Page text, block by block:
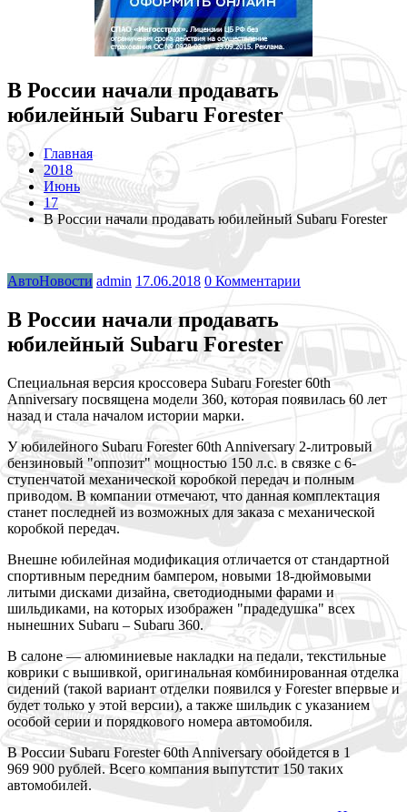
В России начали продавать
юбилейный Subaru Forester
Главная
2018
Июнь
17
В России начали продавать юбилейный Subaru Forester
АвтоНовости admin 17.06.2018 0 Комментарии
В России начали продавать
юбилейный Subaru Forester
Cпециальная версия кроссовера Subaru Forester 60th
Anniversary посвящена модели 360, которая появилась 60 лет
назад и стала началом истории марки.
У юбилейного Subaru Forester 60th Anniversary 2-литровый
бензиновый "оппозит" мощностью 150 л.с. в связке с 6-
ступенчатой механической коробкой передач и полным
приводом. В компании отмечают, что данная комплектация
станет последней из возможных для заказа с механической
коробкой передач.
Внешне юбилейная модификация отличается от стандартной
спортивным передним бампером, новыми 18-дюймовыми
литыми дисками дизайна, светодиодными фарами и
шильдиками, на которых изображен "прадедушка" всех
нынешних Subaru – Subaru 360.
В салоне — алюминиевые накладки на педали, текстильные
коврики с вышивкой, оригинальная комбинированная отделка
сидений (такой вариант отделки появился у Forester впервые и
будет только у этой версии), а также шильдик с указанием
особой серии и порядкового номера автомобиля.
В России Subaru Forester 60th Anniversary обойдется в 1
969 900 рублей. Всего компания выпутстит 150 таких
автомобилей.